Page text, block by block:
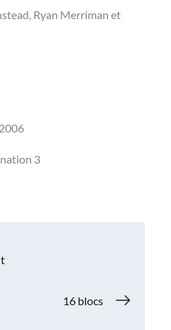
Ryan Merriman et
3
16 blocs